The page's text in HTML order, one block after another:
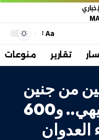
Aa
تقارير منوعات
من جنين
أحدهما طالب توجيهي.. و600